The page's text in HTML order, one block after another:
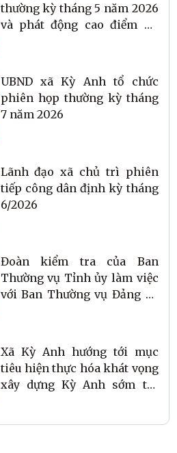
thường kỳ tháng 5 năm 2026
và phát động cao điểm 60
UBND xã Kỳ Anh tổ chức
phiên họp thường kỳ tháng
7 năm 2026
Lãnh đạo xã chủ trì phiên
tiếp công dân định kỳ tháng
6/2026
Đoàn kiểm tra của Ban
Thường vụ Tỉnh ủy làm việc
với Ban Thường vụ Đảng ủy
Xã Kỳ Anh hướng tới mục
tiêu hiện thực hóa khát vọng
xây dựng Kỳ Anh sớm trở